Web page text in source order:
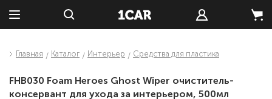
Главная Каталог Интерьер Средства для пластика
FHB030 Foam Heroes Ghost Wiper очиститель-
консервант для ухода за интерьером, 500мл